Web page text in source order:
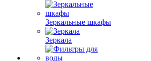
Зеркальные шкафы
Зеркала